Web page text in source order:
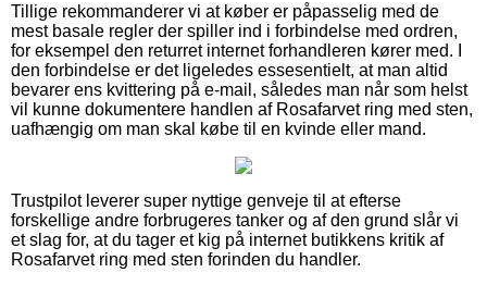
Tillige rekommanderer vi at køber er påpasselig med de
mest basale regler der spiller ind i forbindelse med ordren,
for eksempel den returret internet forhandleren kører med. I
den forbindelse er det ligeledes essesentielt, at man altid
bevarer ens kvittering på e-mail, således man når som helst
vil kunne dokumentere handlen af Rosafarvet ring med sten,
uafhængig om man skal købe til en kvinde eller mand.
Trustpilot leverer super nyttige genveje til at efterse
forskellige andre forbrugeres tanker og af den grund slår vi
et slag for, at du tager et kig på internet butikkens kritik af
Rosafarvet ring med sten forinden du handler.